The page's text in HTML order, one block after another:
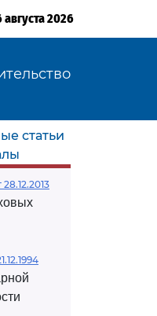
августа 2026
статьи